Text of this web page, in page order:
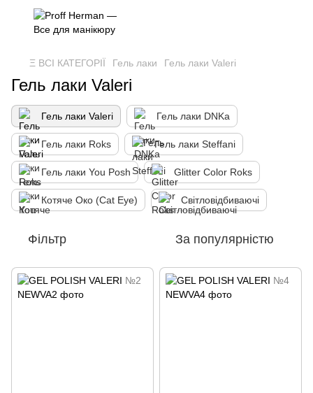
Ξ ВСІ КАТЕГОРІЇ Гель лаки Гель лаки Valeri
Гель лаки Valeri
Гель лаки Valeri Гель лаки DNKa
Гель лаки Roks Гель лаки Steffani
Гель лаки You Posh Glitter Color Roks
Котяче Око (Cat Eye) Світловідбиваючі
Фільтр За популярністю